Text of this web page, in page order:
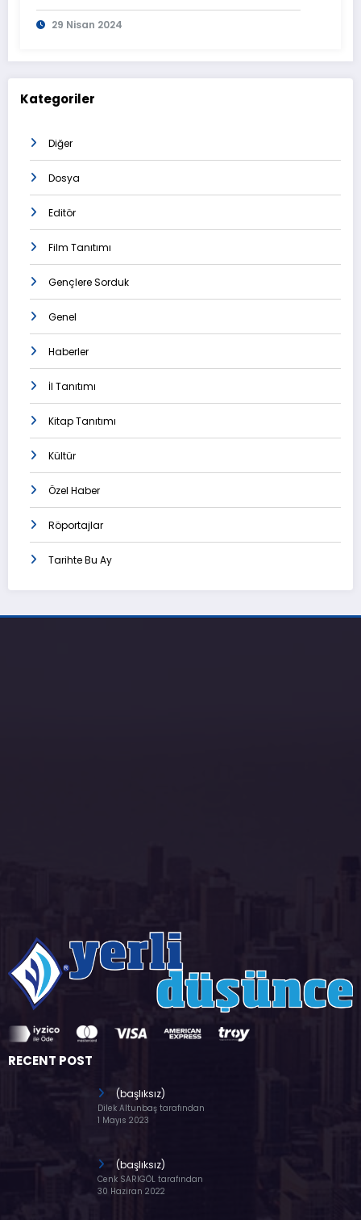
29 Nisan 2024
Kategoriler
Diğer
Dosya
Editör
Film Tanıtımı
Gençlere Sorduk
Genel
Haberler
İl Tanıtımı
Kitap Tanıtımı
Kültür
Özel Haber
Röportajlar
Tarihte Bu Ay
RECENT POST
(başlıksız)
Dilek Altunbaş tarafından
1 Mayıs 2023
(başlıksız)
Cenk SARIGÖL tarafından
30 Haziran 2022